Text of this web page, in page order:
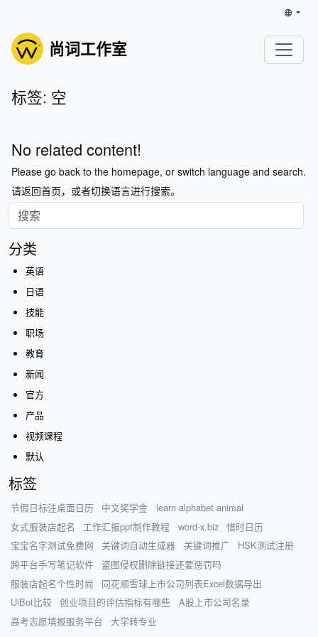
尚词工作室
标签: 空
No related content!
Please go back to the homepage, or switch language and search.
请返回首页，或者切换语言进行搜索。
分类
英语
日语
技能
职场
教育
新闻
官方
产品
视频课程
默认
标签
节假日标注桌面日历 中文奖学金
learn alphabet animal
女式服装店起名
工作汇报ppt制作教程 word-x.biz
惜时日历
宝宝名字测试免费网
关键词自动生成器 关键词推广
HSK测试注册
跨平台手写笔记软件
盗图侵权删除链接还要惩罚吗
服装店起名个性时尚
同花顺雪球上市公司列表Excel数据导出
UiBot比较
创业项目的评估指标有哪些
A股上市公司名录
高考志愿填报服务平台
大学转专业